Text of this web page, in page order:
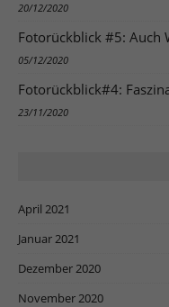
20/12/2020
Fotorückblick #5: Auch
05/12/2020
Fotorückblick#4:
23/11/2020
April 2021
Januar 2021
Dezember 2020
November 2020